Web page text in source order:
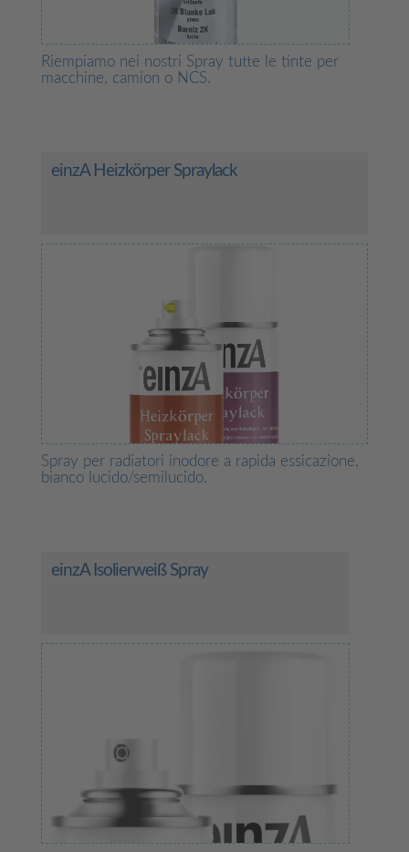
Riempiamo nei nostri Spray tutte le tinte per
macchine, camion o NCS.
einzA Heizkörper Spraylack
Spray per radiatori inodore a rapida essicazione,
bianco lucido/semilucido.
einzA Isolierweiß Spray